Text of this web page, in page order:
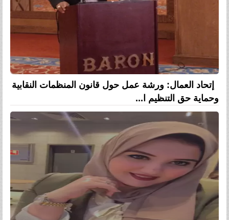
إتحاد العمال: ورشة عمل حول قانون المنظمات النقابية
وحماية حق التنظيم ا...